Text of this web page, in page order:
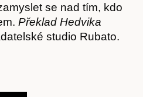
se nad tím, kdo
Překlad Hedvika
studio Rubato.